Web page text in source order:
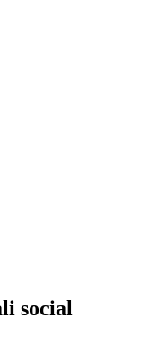
social